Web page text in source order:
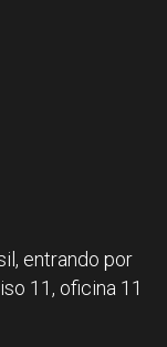
entrando por
11, oficina 11